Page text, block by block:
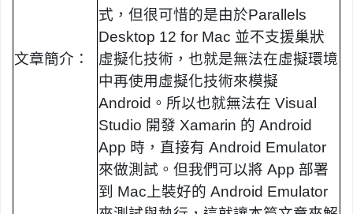
文章簡介 ：
式，但很可惜的是由於Parallels
Desktop 12 for Mac 並不支援巢狀
虛擬化技術，也就是無法在虛擬環境
中再使用虛擬化技術來模擬
Android 。所以也就無法在 Visual
Studio 開發 Xamarin 的 Android
App 時，直接有 Android Emulator
來做測試。但我們可以將 App 部署
到 Mac 上裝好的 Android Emulator